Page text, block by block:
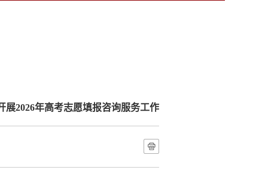
展2026年高考志愿填报咨询服务工作